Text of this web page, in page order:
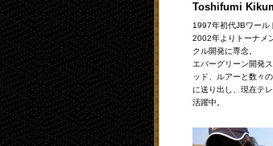
Toshifumi
1997年初代JBワール
2002年よりトーナメ
クル開発に専念。
エバーグリーン開発
ッド、ルアーと数々
に送り出し、現在テ
活躍中。